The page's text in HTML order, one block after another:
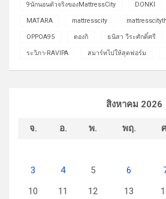
9นักนอนตัวจริงของMattressCity DONKI
MATARA mattresscity mattresscityth
OPPOA95 ดองกิ ธนิสา วีระศักดิ์ศรี
ระวิภา-RAVIPA สมาร์ทไปให้สุดฟอร์ม
สิงหาคม 2026
จ. อ. พ. พฤ.
3
4 5 6
10
11 12 13